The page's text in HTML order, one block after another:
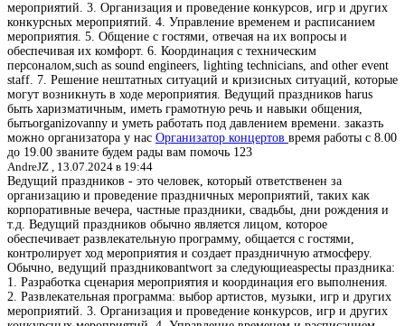
мероприятий. 3. Организация и проведение конкурсов, игр и других
конкурсных мероприятий. 4. Управление временем и расписанием
мероприятия. 5. Общение с гостями, отвечая на их вопросы и
обеспечивая их комфорт. 6. Координация с техническим
персоналом,such as sound engineers, lighting technicians, and other event
staff. 7. Решение нештатных ситуаций и кризисных ситуаций, которые
могут возникнуть в ходе мероприятия. Ведущий праздников harus
быть харизматичным, иметь грамотную речь и навыки общения,
бытьorganizovanny и уметь работать под давлением времени. заказть
можно организатора у нас Организатор концертов время работы с 8.00
до 19.00 званите будем рады вам помочь 123
AndreJZ , 13.07.2024 в 19:44
Ведущий праздников - это человек, который ответственен за
организацию и проведение праздничных мероприятий, таких как
корпоративные вечера, частные праздники, свадьбы, дни рождения и
т.д. Ведущий праздников обычно является лицом, которое
обеспечивает развлекательную программу, общается с гостями,
контролирует ход мероприятия и создает праздничную атмосферу.
Обычно, ведущий праздниковantwort за следующиеaspectы праздника:
1. Разработка сценария мероприятия и координация его выполнения.
2. Развлекательная программа: выбор артистов, музыки, игр и других
мероприятий. 3. Организация и проведение конкурсов, игр и других